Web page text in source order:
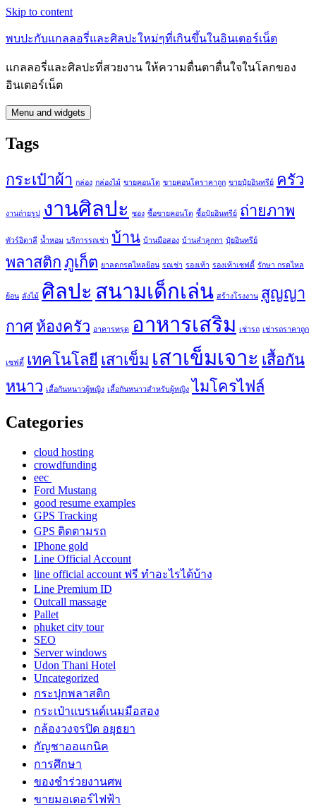
Skip to content
พบปะกับแกลลอรี่และศิลปะใหม่ๆที่เกินขึ้นในอินเตอร์เน็ต
แกลลอรี่และศิลปะที่สวยงาน ให้ความตื่นตาตื่นใจในโลกของ
อินเตอร์เน็ต
Menu and widgets
Tags
กระเป๋าผ้า กล่อง กล่องไม้ ขายคอนโด ขายคอนโดราคาถูก ขายปุ๋ยอินทรีย์ ครัว
งานถ่ายรูป งานศิลปะ ซอง ซื้อขายคอนโด ซื้อปุ๋ยอินทรีย์ ถ่ายภาพ
ทัวร์อิตาลี น้ำหอม บริการรถเช่า บ้าน บ้านมือสอง บ้านลำลูกกา ปุ๋ยอินทรีย์
พลาสติก ภูเก็ต ยาลดกรดไหลย้อน รถเช่า รองเท้า รองเท้าเซฟตี้ รักษา กรดไหล
ย้อน ลังไม้ ศิลปะ สนามเด็กเล่น สร้างโรงงาน สูญญา
กาศ ห้องครัว อาคารทรุด อาหารเสริม เช่ารถ เช่ารถราคาถูก
เซฟตี้ เทคโนโลยี เสาเข็ม เสาเข็มเจาะ เสื้อกัน
หนาว เสื้อกันหนาวผู้หญิง เสื้อกันหนาวสำหรับผู้หญิง ไมโครไฟล์
Categories
cloud hosting
crowdfunding
eec
Ford Mustang
good resume examples
GPS Tracking
GPS ติดตามรถ
IPhone gold
Line Official Account
line official account ฟรี ทําอะไรได้บ้าง
Line Premium ID
Outcall massage
Pallet
phuket city tour
SEO
Server windows
Udon Thani Hotel
Uncategorized
กระปุกพลาสติก
กระเป๋าแบรนด์เนมมือสอง
กล้องวงจรปิด อยุธยา
กัญชาออแกนิค
การศึกษา
ของชำร่วยงานศพ
ขายมอเตอร์ไฟฟ้า